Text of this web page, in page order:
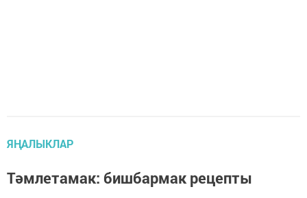
ЯҢАЛЫКЛАР
Тәмлетамак: бишбармак рецепты